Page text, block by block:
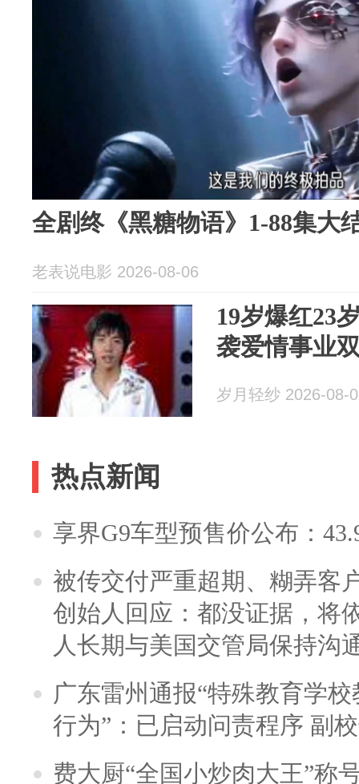
全剧终《黑糖物语》1-88集大
老表说电影 2026-08-06
19岁爆红23
袭爱情事业
岁月轻纱 2026-08-
热点新闻
享界G9车型预售价公布：
被传交付严重超期、糊弄客
创始人回应：都没证据，将
人长期与美国交管局保持沟
广东雷州通报“特殊教育学
行为”：已启动问责程序 副
费大厨“全国小炒肉大王”称